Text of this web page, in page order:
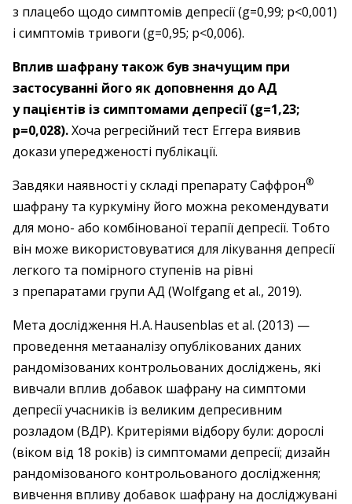
з плацебо щодо симптомів депресії (g=0,99; p<0,001)
і симптомів тривоги (g=0,95; p<0,006).
Вплив шафрану також був значущим при
застосуванні його як доповнення до АД
у пацієнтів із симптомами депресії (g=1,23;
p=0,028).Хоча регресійний тест ­Еггера виявив
докази упередженості публікації.
Завдяки наявності у складі препарату Саффрон®
шафрану та куркуміну його можна рекомендувати
для моно- або комбінованої терапії депресії. Тобто
він може використовуватися для лікування депресії
легкого та помірного ступенів на рівні
з препаратами групи АД (Wolfgang et al., 2019).
Мета дослідження H. A. Hausenblas et al. (2013) —
проведення метааналізу опублікованих даних
рандомізованих контрольованих досліджень, які
вивчали вплив добавок шафрану на симптоми
депресії учасників із великим депресивним
розладом (ВДР). Критеріями відбору були: ​дорослі
(віком від 18 років) із ­симптомами депресії; дизайн
рандомізованого контрольованого дослідження;
вивчення впливу добавок шафрану на досліджувані